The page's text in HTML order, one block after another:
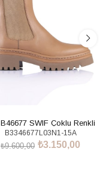
SWIF Çoklu Renkli
B3346677L03N1-15A
₺3.150,00
₺9.600,00